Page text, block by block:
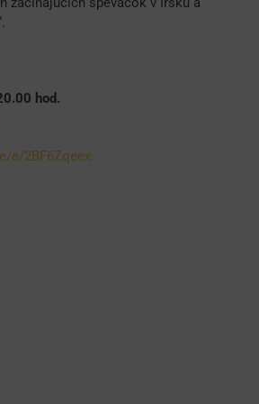
hod.
e/2BF6Zqeex